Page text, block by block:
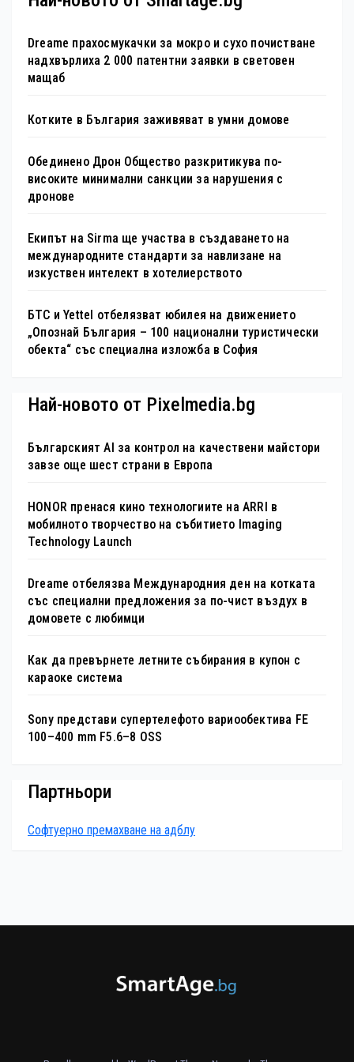
Dreame прахосмукачки за мокро и сухо почистване
надхвърлиха 2 000 патентни заявки в световен
мащаб
Котките в България заживяват в умни домове
Обединено Дрон Общество разкритикува по-
високите минимални санкции за нарушения с
дронове
Екипът на Sirma ще участва в създаването на
международните стандарти за навлизане на
изкуствен интелект в хотелиерството
БТС и Yettel отбелязват юбилея на движението
„Опознай България – 100 национални туристически
обекта“ със специална изложба в София
Най-новото от Pixelmedia.bg
Българският AI за контрол на качествени майстори
завзе още шест страни в Европа
HONOR пренася кино технологиите на ARRI в
мобилното творчество на събитието Imaging
Technology Launch
Dreame отбелязва Международния ден на котката
със специални предложения за по-чист въздух в
домовете с любимци
Как да превърнете летните събирания в купон с
караоке система
Sony представи супертелефото вариообектива FE
100–400 mm F5.6–8 OSS
Партньори
Софтуерно премахване на адблу